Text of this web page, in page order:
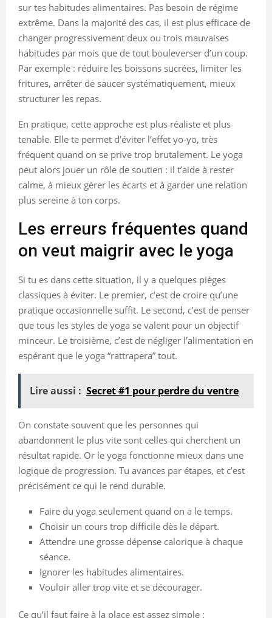
sur tes habitudes alimentaires. Pas besoin de régime
extrême. Dans la majorité des cas, il est plus efficace de
changer progressivement deux ou trois mauvaises
habitudes par mois que de tout bouleverser d’un coup.
Par exemple : réduire les boissons sucrées, limiter les
fritures, arrêter de saucer systématiquement, mieux
structurer les repas.
En pratique, cette approche est plus réaliste et plus
tenable. Elle te permet d’éviter l’effet yo-yo, très
fréquent quand on se prive trop brutalement. Le yoga
peut alors jouer un rôle de soutien : il t’aide à rester
calme, à mieux gérer les écarts et à garder une relation
plus sereine à ton corps.
Les erreurs fréquentes quand
on veut maigrir avec le yoga
Si tu es dans cette situation, il y a quelques pièges
classiques à éviter. Le premier, c’est de croire qu’une
pratique occasionnelle suffit. Le second, c’est de penser
que tous les styles de yoga se valent pour un objectif
minceur. Le troisième, c’est de négliger l’alimentation en
espérant que le yoga “rattrapera” tout.
Lire aussi : Secret #1 pour perdre du ventre
On constate souvent que les personnes qui
abandonnent le plus vite sont celles qui cherchent un
résultat rapide. Or le yoga fonctionne mieux dans une
logique de progression. Tu avances par étapes, et c’est
précisément ce qui le rend durable.
Faire du yoga seulement quand on a le temps.
Choisir un cours trop difficile dès le départ.
Attendre une grosse dépense calorique à chaque
séance.
Ignorer les habitudes alimentaires.
Vouloir aller trop vite et se décourager.
Ce qu’il faut faire à la place est assez simple :